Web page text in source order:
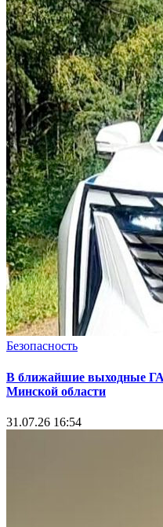
Безопасность
В ближайшие выходные
Минской области
31.07.26 16:54